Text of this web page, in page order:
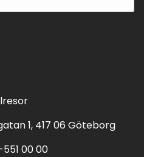
1, 417 06 Göteborg
00 00